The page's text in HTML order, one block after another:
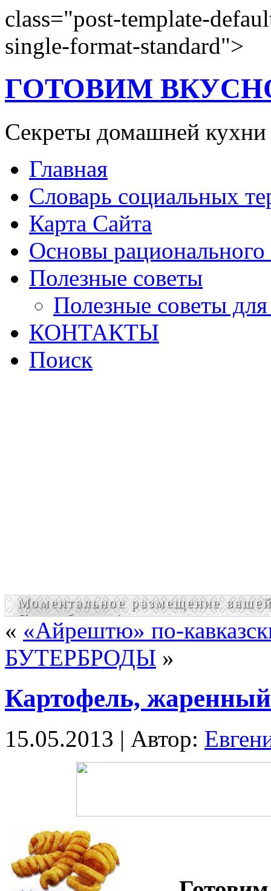
class="post-template-
single-format-standard">
ГОТОВИМ
Секреты домашней кухни
Главная
Словарь социальных
Карта Сайта
Основы рационального
Полезные советы
Полезные советы
КОНТАКТЫ
Поиск
Моментальное размещение
Попробовать!
« «Айрештю» по-
БУТЕРБРОДЫ »
Картофель,
15.05.2013 | Автор: